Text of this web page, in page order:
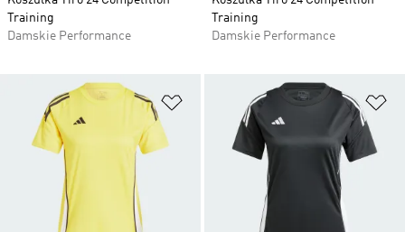
Training
Damskie Performance
Training
Damskie Performance
Dodaj do listy życzeń